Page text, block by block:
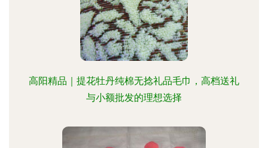
高阳精品｜提花牡丹纯棉无捻礼品毛巾，高档送礼
与小额批发的理想选择